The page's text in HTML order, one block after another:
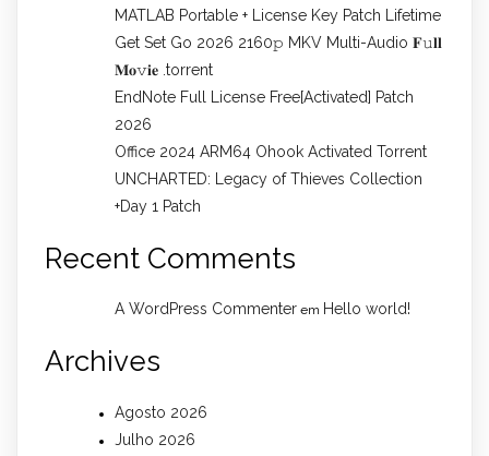
MATLAB Portable + License Key Patch Lifetime
Get Set Go 2026 2160𝚙 MKV Multi-Audio 𝐅𝚞𝐥𝐥
𝐌𝐨𝚟𝐢𝐞 .torrent
EndNote Full License Free[Activated] Patch
2026
Office 2024 ARM64 Ohook Activated Torrent
UNCHARTED: Legacy of Thieves Collection
+Day 1 Patch
Recent Comments
A WordPress Commenter em Hello world!
Archives
Agosto 2026
Julho 2026